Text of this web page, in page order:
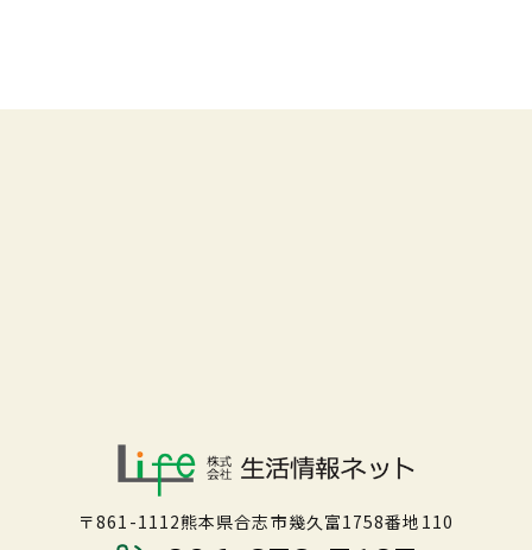
〒861-1112熊本県合志市幾久富1758番地110